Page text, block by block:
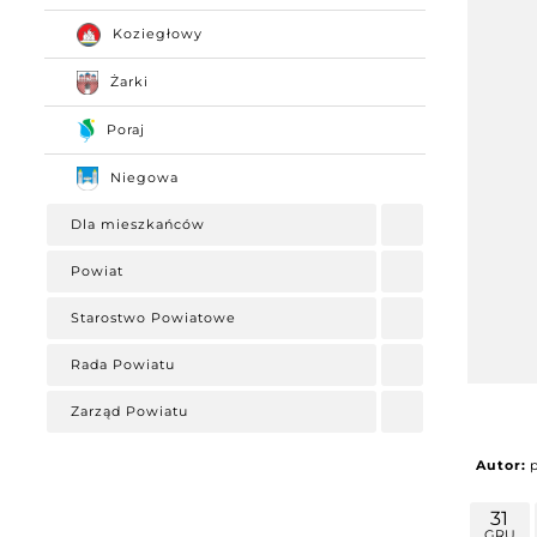
Koziegłowy
Żarki
Poraj
Niegowa
Dla mieszkańców
Powiat
Starostwo Powiatowe
Rada Powiatu
Zarząd Powiatu
Autor:
31